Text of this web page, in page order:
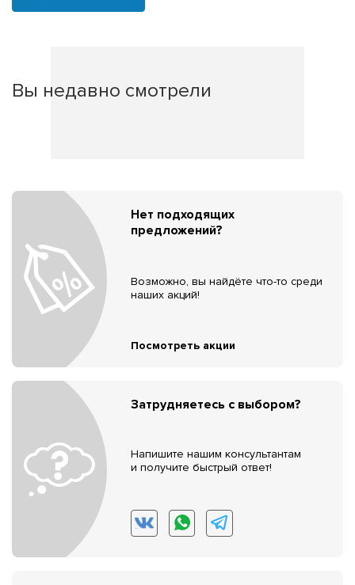
Вы недавно смотрели
Нет подходящих
предложений?
Возможно, вы найдёте что-то среди
наших акций!
Посмотреть акции
Затрудняетесь с выбором?
Напишите нашим консультантам
и получите быстрый ответ!